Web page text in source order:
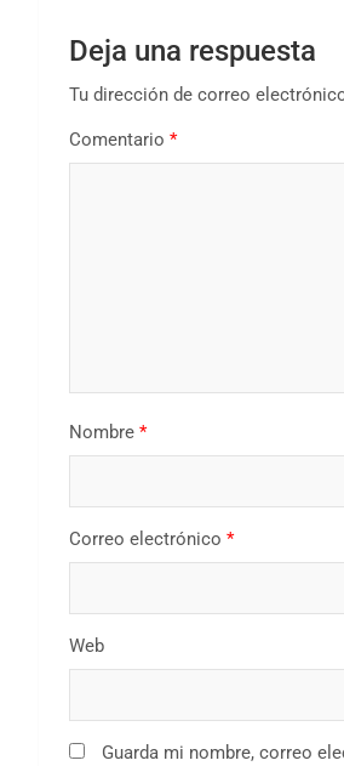
Deja una respuesta
Tu dirección de correo
Comentario *
Nombre *
Correo electrónico *
Web
Guarda mi nombre, correo